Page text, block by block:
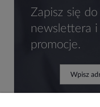
Zapisz się
newslettera
promocje.